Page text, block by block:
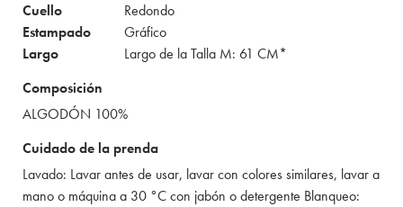
Cuello
Redondo
Estampado
Gráfico
Largo
Largo de la Talla M: 61 CM*
Composición
ALGODÓN 100%
Cuidado de la prenda
Lavado: Lavar antes de usar, lavar con colores similares, lavar a
mano o máquina a 30 °C con jabón o detergente Blanqueo: